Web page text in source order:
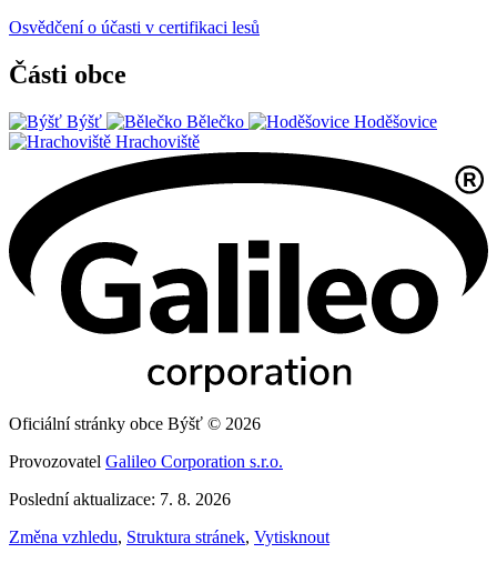
Osvědčení o účasti v certifikaci lesů
Části obce
Býšť Bělečko
Hoděšovice
Hrachoviště
Oficiální stránky obce Býšť © 2026
Provozovatel Galileo Corporation s.r.o.
Poslední aktualizace: 7. 8. 2026
Změna vzhledu, Struktura stránek, Vytisknout